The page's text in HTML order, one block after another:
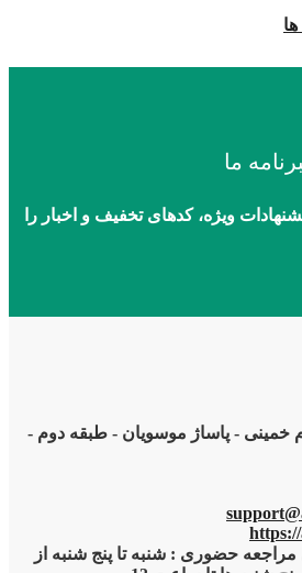
ما
ویژه، کدهای تخفیف و اخبار را
خمینی - پاساژ موسویان - طبقه دوم -
حضوری : شنبه تا پنج شنبه از